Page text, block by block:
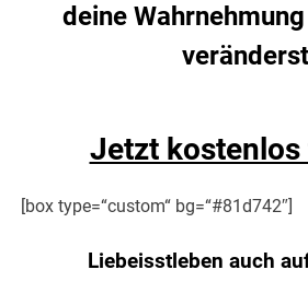
deine
veränderst
Jetzt kostenlos
[box type=“custom“ bg=“#81d742″]
Liebeisstleben auch